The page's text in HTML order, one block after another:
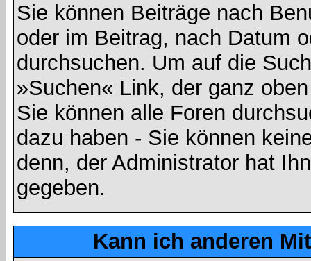
Sie können Beiträge nach
oder im Beitrag, nach Datum
durchsuchen. Um auf die
»Suchen« Link, der ganz
Sie können alle Foren
dazu haben - Sie können
denn, der Administrator hat
gegeben.
Kann ich anderen